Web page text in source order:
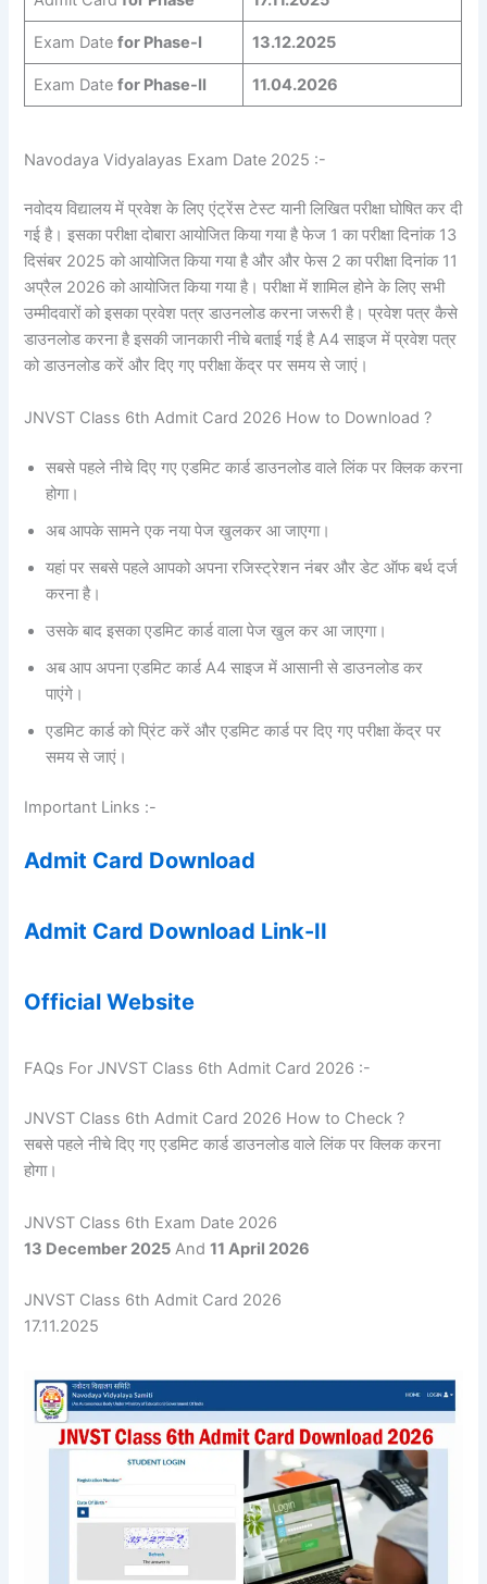
Exam Date for Phase-I 13.12.2025
Exam Date for Phase-II 11.04.2026
Navodaya Vidyalayas Exam Date 2025 :-
नवोदय विद्यालय में प्रवेश के लिए एंट्रेंस टेस्ट यानी लिखित परीक्षा घोषित कर दी
गई है। इसका परीक्षा दोबारा आयोजित किया गया है फेज 1 का परीक्षा दिनांक 13
दिसंबर 2025 को आयोजित किया गया है और और फेस 2 का परीक्षा दिनांक 11
अप्रैल 2026 को आयोजित किया गया है। परीक्षा में शामिल होने के लिए सभी
उम्मीदवारों को इसका प्रवेश पत्र डाउनलोड करना जरूरी है। प्रवेश पत्र कैसे
डाउनलोड करना है इसकी जानकारी नीचे बताई गई है A4 साइज में प्रवेश पत्र
को डाउनलोड करें और दिए गए परीक्षा केंद्र पर समय से जाएं।
JNVST Class 6th Admit Card 2026 How to Download ?
सबसे पहले नीचे दिए गए एडमिट कार्ड डाउनलोड वाले लिंक पर क्लिक करना
होगा।
अब आपके सामने एक नया पेज खुलकर आ जाएगा।
यहां पर सबसे पहले आपको अपना रजिस्ट्रेशन नंबर और डेट ऑफ बर्थ दर्ज
करना है।
उसके बाद इसका एडमिट कार्ड वाला पेज खुल कर आ जाएगा।
अब आप अपना एडमिट कार्ड A4 साइज में आसानी से डाउनलोड कर
पाएंगे।
एडमिट कार्ड को प्रिंट करें और एडमिट कार्ड पर दिए गए परीक्षा केंद्र पर
समय से जाएं।
Important Links :-
Admit Card Download
Admit Card Download Link-II
Official Website
FAQs For JNVST Class 6th Admit Card 2026 :-
JNVST Class 6th Admit Card 2026 How to Check ?
सबसे पहले नीचे दिए गए एडमिट कार्ड डाउनलोड वाले लिंक पर क्लिक करना
होगा।
JNVST Class 6th Exam Date 2026
13 December 2025 And11 April 2026
JNVST Class 6th Admit Card 2026
17.11.2025